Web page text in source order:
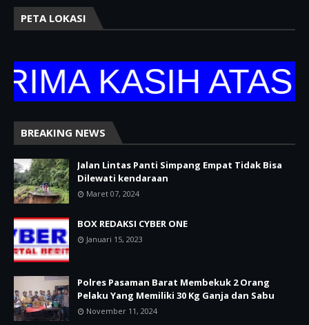
PETA LOKASI
KASIH ATAS
BREAKING NEWS
Jalan Lintas Panti Simpang Empat Tidak Bisa
Dilewati kendaraan
Maret 07, 2024
BOX REDAKSI CYBER ONE
Januari 15, 2023
Polres Pasaman Barat Membekuk 2 Orang
Pelaku Yang Memiliki 30 Kg Ganja dan Sabu
November 11, 2024